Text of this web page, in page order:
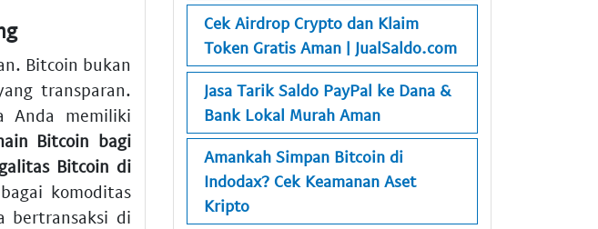
Bitcoin bukan
transparan.
Anda memiliki
Bitcoin bagi
Bitcoin di
komoditas
bertransaksi di
Cek Airdrop Crypto dan Klaim
Token Gratis Aman | JualSaldo.com
Jasa Tarik Saldo PayPal ke Dana &
Bank Lokal Murah Aman
Amankah Simpan Bitcoin di
Indodax? Cek Keamanan Aset
Kripto